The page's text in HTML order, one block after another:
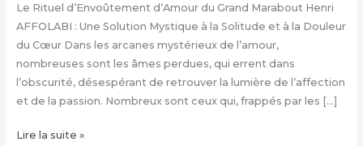
Le Rituel d’Envoûtement d’Amour du Grand Marabout Henri
AFFOLABI : Une Solution Mystique à la Solitude et à la Douleur
du Cœur Dans les arcanes mystérieux de l’amour,
nombreuses sont les âmes perdues, qui errent dans
l’obscurité, désespérant de retrouver la lumière de l’affection
et de la passion. Nombreux sont ceux qui, frappés par les […]
Rituel
Lire la suite »